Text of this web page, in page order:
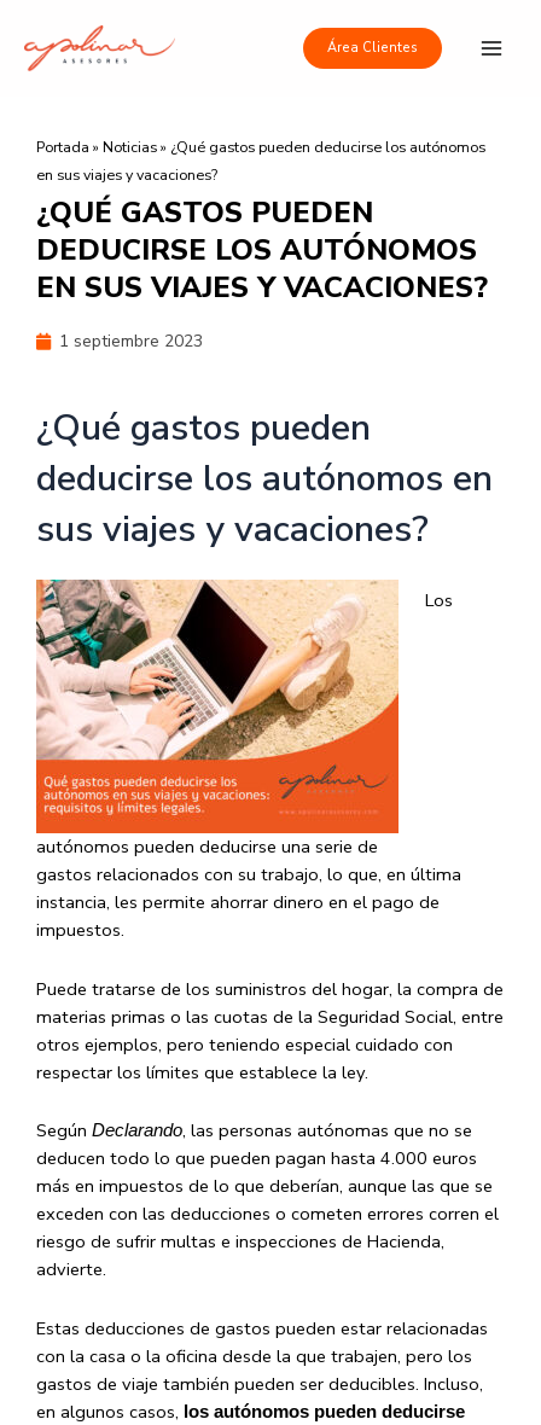
contenido
Área Clientes
Portada » Noticias» ¿Qué gastos pueden deducirse los autónomos
en sus viajes y vacaciones?
¿QUÉ GASTOS PUEDEN
DEDUCIRSE LOS AUTÓNOMOS
EN SUS VIAJES Y VACACIONES?
1 septiembre 2023
¿Qué gastos pueden
deducirse los autónomos en
sus viajes y vacaciones?
Los
autónomos pueden deducirse una serie de
gastos relacionados con su trabajo, lo que, en última
instancia, les permite ahorrar dinero en el pago de
impuestos.
Puede tratarse de los suministros del hogar, la compra de
materias primas o las cuotas de la Seguridad Social, entre
otros ejemplos, pero teniendo especial cuidado con
respectar los límites que establece la ley.
Según Declarando, las personas autónomas que no se
deducen todo lo que pueden pagan hasta 4.000 euros
más en impuestos de lo que deberían, aunque las que se
exceden con las deducciones o cometen errores corren el
riesgo de sufrir multas e inspecciones de Hacienda,
advierte.
Estas deducciones de gastos pueden estar relacionadas
con la casa o la oficina desde la que trabajen, pero los
gastos de viaje también pueden ser deducibles. Incluso,
en algunos casos, los autónomos pueden deducirse